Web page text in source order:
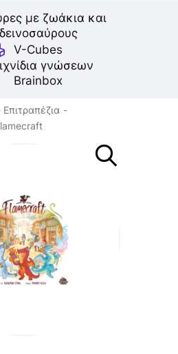
με ζωάκια και
δεινοσαύρους
V-Cubes
γνώσεων
Brainbox
Επιτραπέζια